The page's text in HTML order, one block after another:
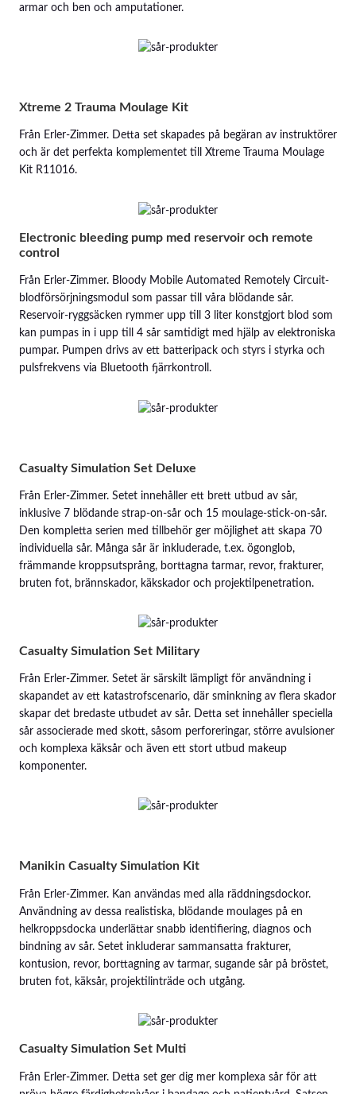
armar och ben och amputationer.
Xtreme 2 Trauma Moulage Kit
Från Erler-Zimmer. Detta set skapades på begäran av instruktörer
och är det perfekta komplementet till Xtreme Trauma Moulage
Kit R11016.
Electronic bleeding pump med reservoir och remote
control
Från Erler-Zimmer. Bloody Mobile Automated Remotely Circuit-
blodförsörjningsmodul som passar till våra blödande sår.
Reservoir-ryggsäcken rymmer upp till 3 liter konstgjort blod som
kan pumpas in i upp till 4 sår samtidigt med hjälp av elektroniska
pumpar. Pumpen drivs av ett batteripack och styrs i styrka och
pulsfrekvens via Bluetooth fjärrkontroll.
Casualty Simulation Set Deluxe
Från Erler-Zimmer. Setet innehåller ett brett utbud av sår,
inklusive 7 blödande strap-on-sår och 15 moulage-stick-on-sår.
Den kompletta serien med tillbehör ger möjlighet att skapa 70
individuella sår. Många sår är inkluderade, t.ex. ögonglob,
främmande kroppsutsprång, borttagna tarmar, revor, frakturer,
bruten fot, brännskador, käkskador och projektilpenetration.
Casualty Simulation Set Military
Från Erler-Zimmer. Setet är särskilt lämpligt för användning i
skapandet av ett katastrofscenario, där sminkning av flera skador
skapar det bredaste utbudet av sår. Detta set innehåller speciella
sår associerade med skott, såsom perforeringar, större avulsioner
och komplexa käksår och även ett stort utbud makeup
komponenter.
Manikin Casualty Simulation Kit
Från Erler-Zimmer. Kan användas med alla räddningsdockor.
Användning av dessa realistiska, blödande moulages på en
helkroppsdocka underlättar snabb identifiering, diagnos och
bindning av sår. Setet inkluderar sammansatta frakturer,
kontusion, revor, borttagning av tarmar, sugande sår på bröstet,
bruten fot, käksår, projektilinträde och utgång.
Casualty Simulation Set Multi
Från Erler-Zimmer. Detta set ger dig mer komplexa sår för att